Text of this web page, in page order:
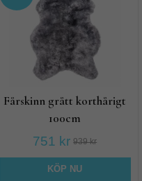
Fårskinn grått korthårigt
100cm
751 kr 939 kr
KÖP NU